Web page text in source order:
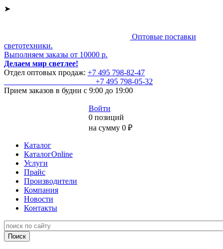
➤
Оптовые поставки
светотехники.
Выполняем заказы от 10000 р.
Делаем мир светлее!
Отдел оптовых продаж: +7 495 798-82-47
+7 495 798-05-32
Прием заказов в будни с 9:00 до 19:00
Войти
0 позиций
на сумму 0 ₽
Каталог
КаталогOnline
Услуги
Прайс
Производители
Компания
Новости
Контакты